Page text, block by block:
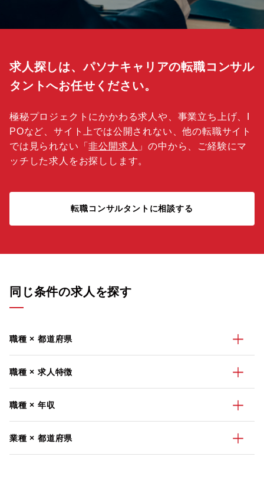
求人探しは、パソナキャリアの転職コンサル
タントへお任せください。
極秘プロジェクトにかかわる求人や、事業立ち上げ、I
POなど、サイト上では公開されない、他の転職サイト
では見られない「非公開求人 」の中から、ご経験にマ
ッチした求人をお探しします。
転職コンサルタントに相談する
同じ条件の求人を探す
職種 × 都道府県
職種 × 求人特徴
職種 × 年収
業種 × 都道府県